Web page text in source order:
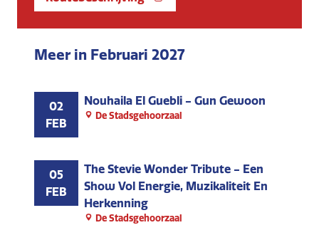
Meer in Februari 2027
02
FEB
Nouhaila El Guebli - Gun Gewoon
De Stadsgehoorzaal
05
FEB
The Stevie Wonder Tribute - Een
Show Vol Energie, Muzikaliteit En
Herkenning
De Stadsgehoorzaal